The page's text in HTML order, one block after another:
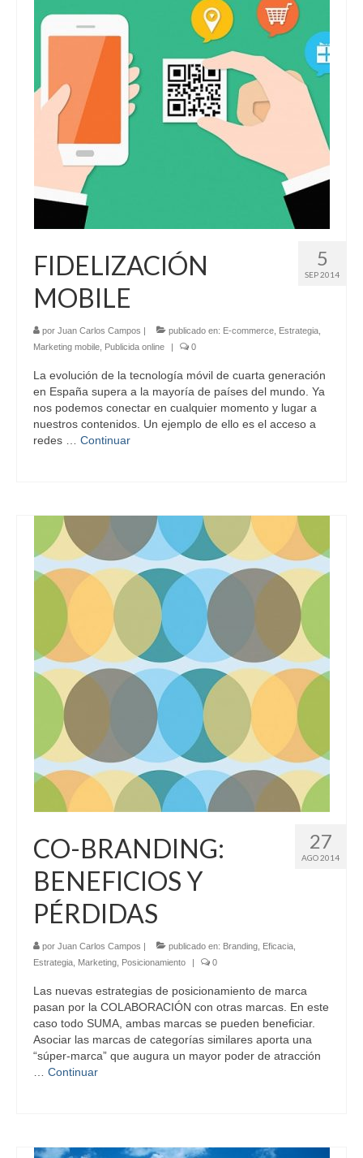
5
SEP 2014
FIDELIZACIÓN
MOBILE
por Juan Carlos Campos | publicado en: E-commerce Estrategia
Marketing mobile Publicida online | 0
La evolución de la tecnología móvil de cuarta generación
en España supera a la mayoría de países del mundo. Ya
nos podemos conectar en cualquier momento y lugar a
nuestros contenidos. Un ejemplo de ello es el acceso a
redes … Continuar
27
AGO 2014
CO-BRANDING:
BENEFICIOS Y
PÉRDIDAS
por Juan Carlos Campos | publicado en: Branding Eficacia
Estrategia Marketing Posicionamiento | 0
Las nuevas estrategias de posicionamiento de marca
pasan por la COLABORACIÓN con otras marcas. En este
caso todo SUMA, ambas marcas se pueden beneficiar.
Asociar las marcas de categorías similares aporta una
“súper-marca” que augura un mayor poder de atracción
Continuar